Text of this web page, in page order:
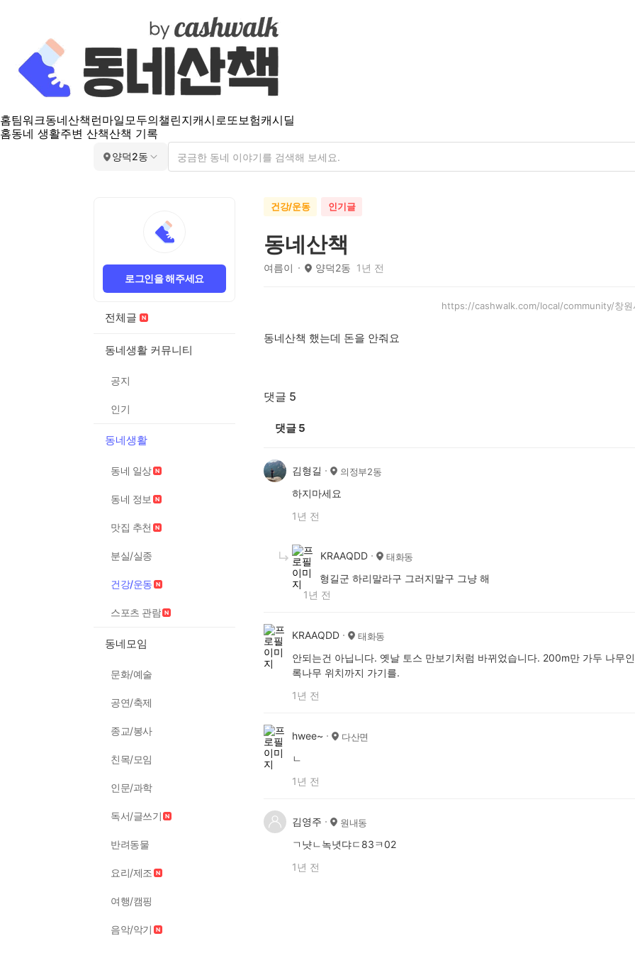
홈팀워크동네산책 런마일모두의챌린지캐시로또보험캐시딜
홈동네 생활주변 산책산책 기록
양덕2동
로그인을 해주세요
전체글
동네생활 커뮤니티
공지
인기
동네생활
동네 일상
동네 정보
맛집 추천
분실/실종
건강/운동
스포츠 관람
동네모임
문화/예술
공연/축제
종교/봉사
친목/모임
인문/과학
독서/글쓰기
반려동물
요리/제조
여행/캠핑
음악/악기
건강/운동 인기글
동네산책
여름이 양덕2동 1년 전
https://cashwalk.com/local/community/창원
동네산책 했는데 돈을 안줘요
댓글 5
댓글 5
김형길 의정부2동
하지마세요
1년 전
KRAAQDD 태화동
형길군 하리말라구 그러지말구 그냥 해
1년 전
KRAAQDD 태화동
안되는건 아닙니다. 옛날 토스 만보기처럼 바뀌었습니다. 200m만 가두 나무
록나무 위치까지 가기를.
1년 전
hwee~ 다산면
ㄴ
1년 전
김영주 원내동
ㄱ냣ㄴ녹녓댜ㄷ83ㅋ02
1년 전